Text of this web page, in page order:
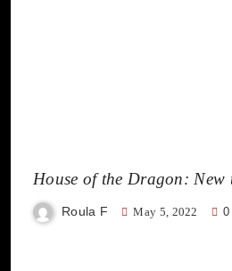
House of the Dragon:
Roula F May 5, 2022 0